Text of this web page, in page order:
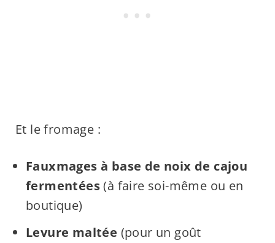
Et le fromage :
Fauxmages à base de noix de cajou
fermentées(à faire soi-même ou en
boutique)
Levure maltée (pour un goût